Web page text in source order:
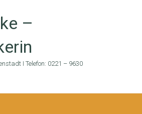
–
I Telefon: 0221 – 9630